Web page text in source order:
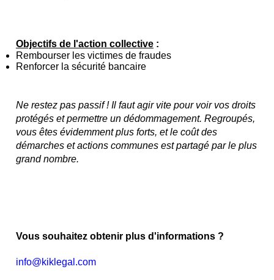
Objectifs de l'action collective:
Rembourser les victimes de fraudes
Renforcer la sécurité bancaire
Ne restez pas passif ! Il faut agir vite pour voir vos droits
protégés et permettre un dédommagement. Regroupés,
vous êtes évidemment plus forts, et le coût des
démarches et actions communes est partagé par le plus
grand nombre.
Vous souhaitez obtenir plus d'informations ?
info@kiklegal.com